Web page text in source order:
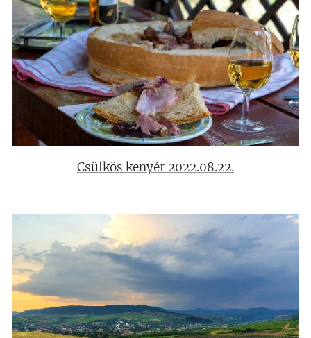
Csülkös kenyér 2022.08.22.